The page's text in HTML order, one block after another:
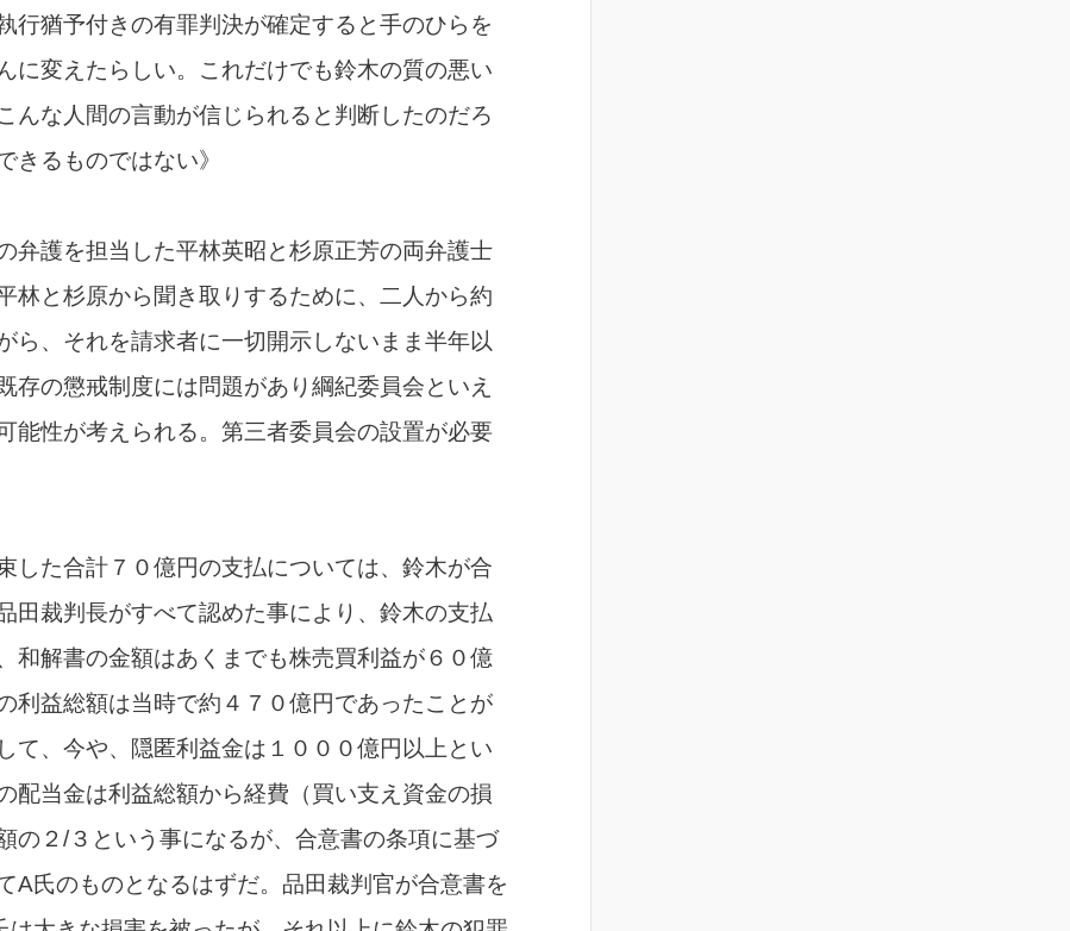
行猶予付きの有罪判決が確定すると手のひらを
に変えたらしい。これだけでも鈴木の質の悪い
んな人間の言動が信じられると判断したのだろ
きるものではない》
弁護を担当した平林英昭と杉原正芳の両弁護士
林と杉原から聞き取りするために、二人から約
ら、それを請求者に一切開示しないまま半年以
存の懲戒制度には問題があり綱紀委員会といえ
能性が考えられる。第三者委員会の設置が必要
した合計７０億円の支払については、鈴木が合
田裁判長がすべて認めた事により、鈴木の支払
和解書の金額はあくまでも株売買利益が６０億
利益総額は当時で約４７０億円であったことが
て、今や、隠匿利益金は１０００億円以上とい
配当金は利益総額から経費（買い支え資金の損
の２/３という事になるが、合意書の条項に基づ
A氏のものとなるはずだ。品田裁判官が合意書を